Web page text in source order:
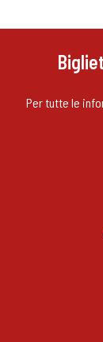
Per tutte le